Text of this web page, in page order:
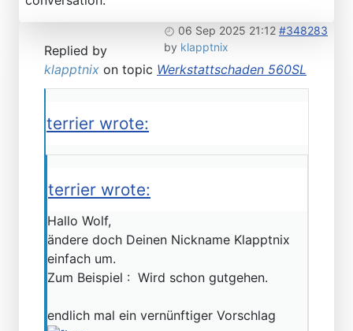
06 Sep 2025 21:12 #348283
by klapptnix
Replied by
klapptnix on topic Werkstattschaden 560SL
terrier wrote:
terrier wrote:
Hallo Wolf,
ändere doch Deinen Nickname Klapptnix
einfach um.
Zum Beispiel : Wird schon gutgehen.
endlich mal ein vernünftiger Vorschlag